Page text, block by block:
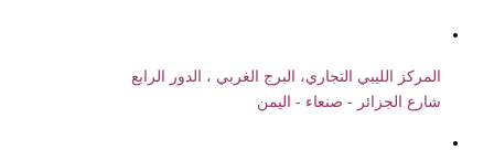
المركز الليبي التجاري، البرج الغربي ، الدور الرابع
شارع الجزائر - صنعاء - اليمن